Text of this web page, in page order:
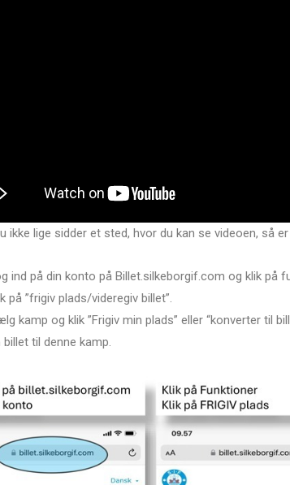
ikke lige sidder et sted, hvor du kan se videoen, så
ind på din konto på Billet.silkeborgif.com og klik på
på ”frigiv plads/videregiv billet”.
kamp og klik ”Frigiv min plads” eller “konverter til
billet til denne kamp.